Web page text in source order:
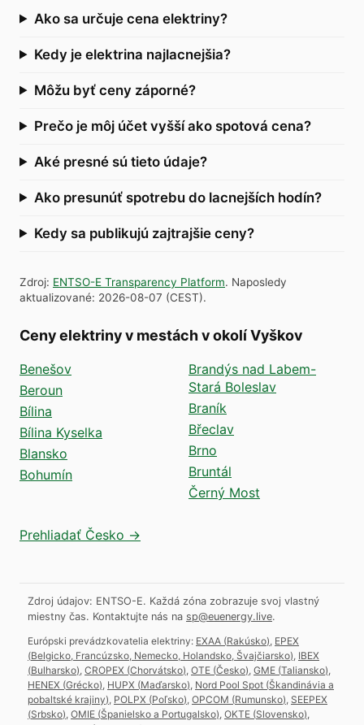
Ako sa určuje cena elektriny?
Kedy je elektrina najlacnejšia?
Môžu byť ceny záporné?
Prečo je môj účet vyšší ako spotová cena?
Aké presné sú tieto údaje?
Ako presunúť spotrebu do lacnejších hodín?
Kedy sa publikujú zajtrajšie ceny?
Zdroj: ENTSO-E Transparency Platform. Naposledy
aktualizované: 2026-08-07 (CEST).
Ceny elektriny v mestách v okolí Vyškov
Benešov
Beroun
Bílina
Bílina Kyselka
Blansko
Bohumín
Brandýs nad Labem-
Stará Boleslav
Braník
Břeclav
Brno
Bruntál
Černý Most
Prehliadať Česko →
Zdroj údajov: ENTSO-E. Každá zóna zobrazuje svoj vlastný
miestny čas. Kontaktujte nás na sp@euenergy.live.
Európski prevádzkovatelia elektriny: EXAA (Rakúsko) EPEX
(Belgicko, Francúzsko, Nemecko, Holandsko, Švajčiarsko) IBEX
(Bulharsko) CROPEX (Chorvátsko) OTE (Česko) GME (Taliansko)
HENEX (Grécko) HUPX (Maďarsko) Nord Pool Spot (Škandinávia a
pobaltské krajiny) POLPX (Poľsko) OPCOM (Rumunsko) SEEPEX
(Srbsko) OMIE (Španielsko a Portugalsko) OKTE (Slovensko)